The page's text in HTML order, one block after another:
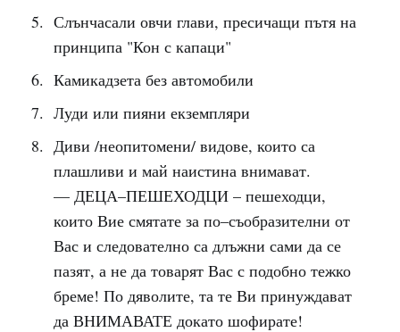
Слънчасали овчи глави, пресичащи пътя на
принципа "Кон с капаци"
Камикадзета без автомобили
Луди или пияни екземпляри
Диви /неопитомени/ видове, които са
плашливи и май наистина внимават.
— ДЕЦА–ПЕШЕХОДЦИ – пешеходци,
които Вие смятате за по–съобразителни от
Вас и следователно са длъжни сами да се
пазят, а не да товарят Вас с подобно тежко
бреме! По дяволите, та те Ви принуждават
да ВНИМАВАТЕ докато шофирате!